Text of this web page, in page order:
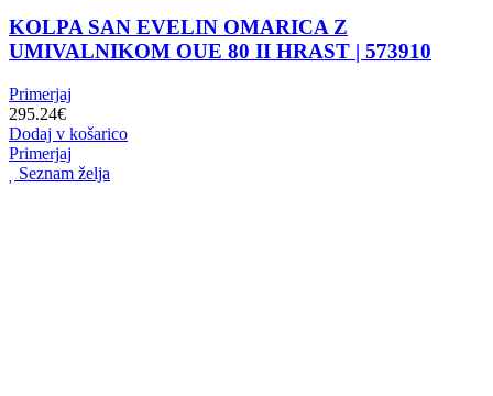
KOLPA SAN EVELIN OMARICA Z
UMIVALNIKOM OUE 80 II HRAST | 573910
Primerjaj
295.24€
Dodaj v košarico
Primerjaj
Seznam želja